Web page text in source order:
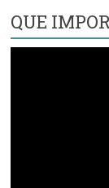
QUE